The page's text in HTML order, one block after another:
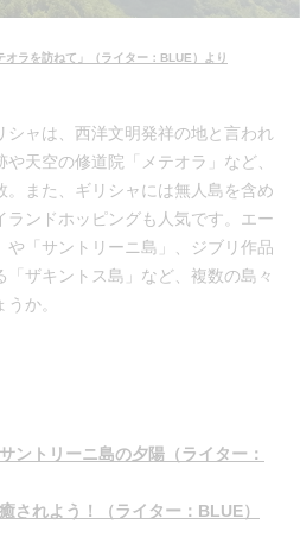
ラを訪ねて」（ライター：BLUE）より
シャは、西洋文明発祥の地と言われ
天空の修道院「メテオラ」など、
。また、ギリシャには無人島を含め
ランドホッピングも人気です。エー
「サントリーニ島」、ジブリ作品
「ザキントス島」など、複数の島々
か。
ントリーニ島の夕陽（ライター：
されよう！（ライター：BLUE）